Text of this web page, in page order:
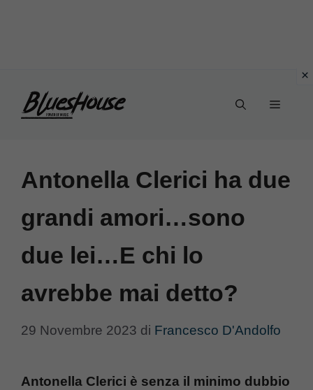
Menu
Antonella Clerici ha due
grandi amori…sono
due lei…E chi lo
avrebbe mai detto?
29 Novembre 2023 di Francesco D'Andolfo
Antonella Clerici è senza il minimo dubbio